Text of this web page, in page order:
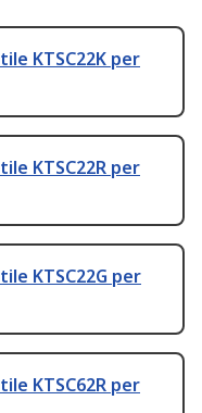
KTSC22K per
KTSC22R per
KTSC22G per
KTSC62R per